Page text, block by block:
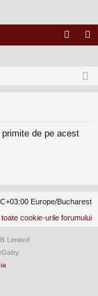
eg
de pe acest
Europe/Bucharest
cookie-urile forumului
Limited